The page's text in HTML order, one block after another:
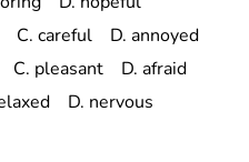
careful D. annoyed
pleasant D. afraid
D. nervous